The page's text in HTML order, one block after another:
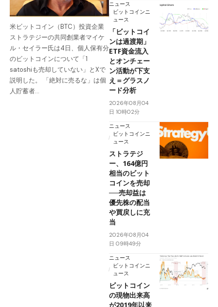
米ビットコイン（BTC）投資企業
ストラテジーの共同創業者マイケ
ル・セイラー氏は4日、個人保有分
のビットコインについて「1
satoshiも売却していない」とXで
説明した。 「絶対に売るな」は個
人貯蓄者…
ニュース
ビットコインニ
ュース
「ビットコイ
ンは過渡期」
ETF資金流入
とオンチェー
ン活動が下支
え＝グラスノ
ード分析
2026年08月04
日 10時02分
ニュース
ビットコインニ
ュース
ストラテジ
ー、164億円
相当のビット
コインを売却
──売却益は
優先株の配当
や買戻しに充
当
2026年08月04
日 09時49分
ニュース
ビットコインニ
ュース
ビットコイン
の現物出来高
が2019年以来